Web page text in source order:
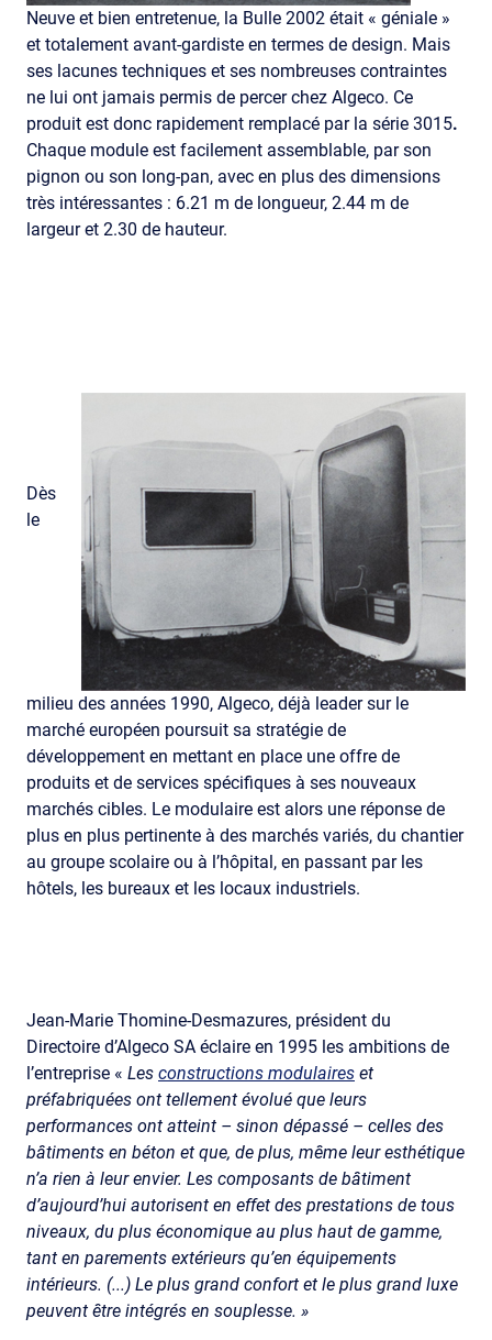
Neuve et bien entretenue, la Bulle 2002 était « géniale »
et totalement avant-gardiste en termes de design. Mais
ses lacunes techniques et ses nombreuses contraintes
ne lui ont jamais permis de percer chez Algeco. Ce
produit est donc rapidement remplacé par la série 3015.
Chaque module est facilement assemblable, par son
pignon ou son long-pan, avec en plus des dimensions
très intéressantes : 6.21 m de longueur, 2.44 m de
largeur et 2.30 de hauteur.
Dès
le
milieu des années 1990, Algeco, déjà leader sur le
marché européen poursuit sa stratégie de
développement en mettant en place une offre de
produits et de services spécifiques à ses nouveaux
marchés cibles. Le modulaire est alors une réponse de
plus en plus pertinente à des marchés variés, du chantier
au groupe scolaire ou à l’hôpital, en passant par les
hôtels, les bureaux et les locaux industriels.
Jean-Marie Thomine-Desmazures, président du
Directoire d’Algeco SA éclaire en 1995 les ambitions de
l’entreprise « Les constructions modulaires et
préfabriquées ont tellement évolué que leurs
performances ont atteint – sinon dépassé – celles des
bâtiments en béton et que, de plus, même leur esthétique
n’a rien à leur envier. Les composants de bâtiment
d’aujourd’hui autorisent en effet des prestations de tous
niveaux, du plus économique au plus haut de gamme,
tant en parements extérieurs qu’en équipements
intérieurs. (...) Le plus grand confort et le plus grand luxe
peuvent être intégrés en souplesse. »